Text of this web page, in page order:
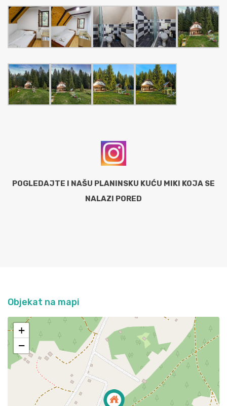
POGLEDAJTE I NAŠU PLANINSKU KUĆU MIKI KOJA SE
NALAZI PORED
Objekat na mapi
+
−